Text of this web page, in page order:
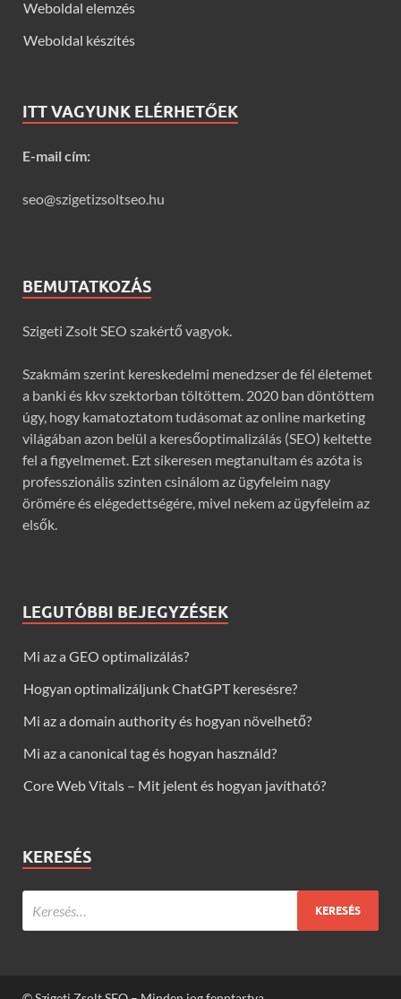
Weboldal elemzés
Weboldal készítés
ITT VAGYUNK ELÉRHETŐEK
E-mail cím:
seo@szigetizsoltseo.hu
BEMUTATKOZÁS
Szigeti Zsolt SEO szakértő vagyok.
Szakmám szerint kereskedelmi menedzser de fél életemet
a banki és kkv szektorban töltöttem. 2020 ban döntöttem
úgy, hogy kamatoztatom tudásomat az online marketing
világában azon belül a keresőoptimalizálás (SEO) keltette
fel a figyelmemet. Ezt sikeresen megtanultam és azóta is
professzionális szinten csinálom az ügyfeleim nagy
örömére és elégedettségére, mivel nekem az ügyfeleim az
elsők.
LEGUTÓBBI BEJEGYZÉSEK
Mi az a GEO optimalizálás?
Hogyan optimalizáljunk ChatGPT keresésre?
Mi az a domain authority és hogyan növelhető?
Mi az a canonical tag és hogyan használd?
Core Web Vitals – Mit jelent és hogyan javítható?
KERESÉS